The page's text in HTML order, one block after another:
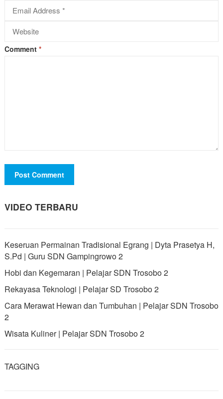
Comment *
VIDEO TERBARU
Keseruan Permainan Tradisional Egrang | Dyta Prasetya H,
S.Pd | Guru SDN Gampingrowo 2
Hobi dan Kegemaran | Pelajar SDN Trosobo 2
Rekayasa Teknologi | Pelajar SD Trosobo 2
Cara Merawat Hewan dan Tumbuhan | Pelajar SDN Trosobo
2
Wisata Kuliner | Pelajar SDN Trosobo 2
TAGGING